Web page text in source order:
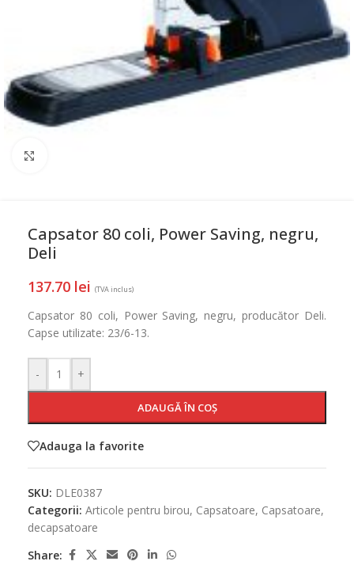
Capsator 80 coli, Power Saving, negru,
Deli
137.70 lei (TVA inclus)
Capsator 80 coli, Power Saving, negru, producător Deli.
Capse utilizate: 23/6-13.
- +
ADAUGĂ ÎN COȘ
Adauga la favorite
SKU: DLE0387
Categorii: Articole pentru birou, Capsatoare, Capsatoare,
decapsatoare
Share: